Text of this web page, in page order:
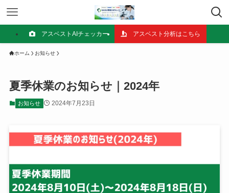
アスベストAIチェッカー アスベスト分析はこちら
ホーム お知らせ
夏季休業のお知らせ｜2024年
お知らせ 2024年7月23日